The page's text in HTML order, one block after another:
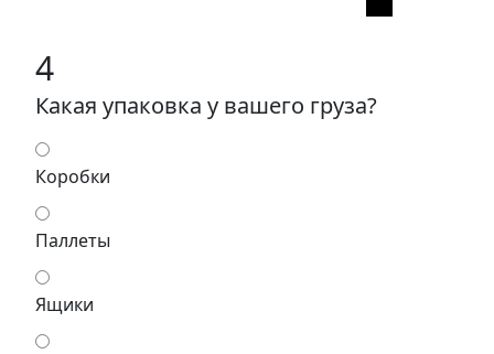
4
Какая упаковка у вашего груза?
Коробки
Паллеты
Ящики